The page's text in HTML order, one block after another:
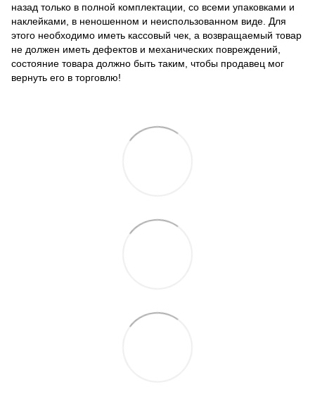
назад только в полной комплектации, со всеми упаковками и
наклейками, в неношенном и неиспользованном виде. Для
этого необходимо иметь кассовый чек, а возвращаемый товар
не должен иметь дефектов и механических повреждений,
состояние товара должно быть таким, чтобы продавец мог
вернуть его в торговлю!